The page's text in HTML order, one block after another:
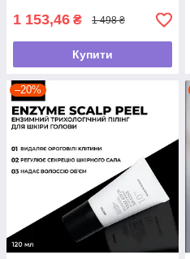
1 153,46 ₴ 1 498 ₴
Купити
–20%